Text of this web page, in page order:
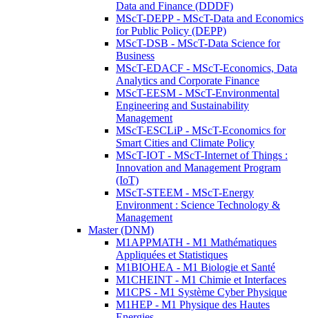
Data and Finance (DDDF)
MScT-DEPP - MScT-Data and Economics
for Public Policy (DEPP)
MScT-DSB - MScT-Data Science for
Business
MScT-EDACF - MScT-Economics, Data
Analytics and Corporate Finance
MScT-EESM - MScT-Environmental
Engineering and Sustainability
Management
MScT-ESCLiP - MScT-Economics for
Smart Cities and Climate Policy
MScT-IOT - MScT-Internet of Things :
Innovation and Management Program
(IoT)
MScT-STEEM - MScT-Energy
Environment : Science Technology &
Management
Master (DNM)
M1APPMATH - M1 Mathématiques
Appliquées et Statistiques
M1BIOHEA - M1 Biologie et Santé
M1CHEINT - M1 Chimie et Interfaces
M1CPS - M1 Système Cyber Physique
M1HEP - M1 Physique des Hautes